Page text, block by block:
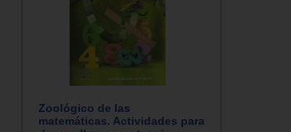
Zoológico de las
matemáticas. Actividades para